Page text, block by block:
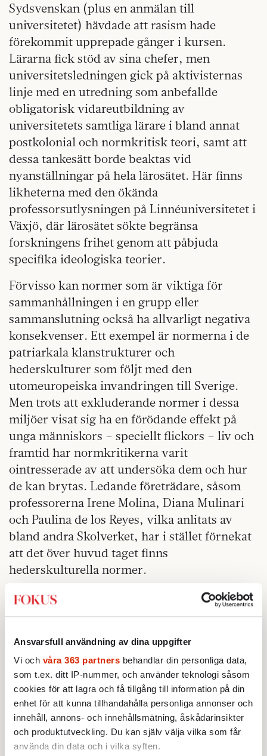
Ansvarsfull användning av dina uppgifter
Vi och våra 363 partners behandlar din personliga data,
som t.ex. ditt IP-nummer, och använder teknologi såsom
cookies för att lagra och få tillgång till information på din
enhet för att kunna tillhandahålla personliga annonser och
innehåll, annons- och innehållsmätning, åskådarinsikter
och produktutveckling. Du kan själv välja vilka som får
använda din data och i vilka syften.
Sydsvenskan (plus en anmälan till
universitetet) hävdade att rasism hade
förekommit upprepade gånger i kursen.
Lärarna fick stöd av sina chefer, men
universitetsledningen gick på aktivisternas
linje med en utredning som anbefallde
obligatorisk vidareutbildning av
universitetets samtliga lärare i bland annat
postkolonial och normkritisk teori, samt att
dessa tankesätt borde beaktas vid
nyanställningar på hela lärosätet. Här finns
likheterna med den ökända
professorsutlysningen på Linnéuniversitetet i
Växjö, där lärosätet sökte begränsa
forskningens frihet genom att påbjuda
specifika ideologiska teorier.
Förvisso kan normer som är viktiga för
sammanhållningen i en grupp eller
sammanslutning också ha allvarligt negativa
konsekvenser. Ett exempel är normerna i de
patriarkala klanstrukturer och
hederskulturer som följt med den
utomeuropeiska invandringen till Sverige.
Men trots att exkluderande normer i dessa
miljöer visat sig ha en förödande effekt på
unga människors – speciellt flickors – liv och
framtid har normkritikerna varit
ointresserade av att undersöka dem och hur
de kan brytas. Ledande företrädare, såsom
professorerna Irene Molina, Diana Mulinari
och Paulina de los Reyes, vilka anlitats av
bland andra Skolverket, har i stället förnekat
att det över huvud taget finns
hederskulturella normer.
Inom kriminologin
har framstående forskare
som Cambridgeprofessorn P-O Wikström
områden i Storbritannien. Wikström har
påvisat den centrala betydelse det moraliska
sammanhanget – normerna i familjen, skolan
och kamratkretsen – har för unga pojkars
förmåga att undvika kriminalitet. I Sverige
har tongivande kriminologer undvikit
normbildningens betydelse och varit fixerade